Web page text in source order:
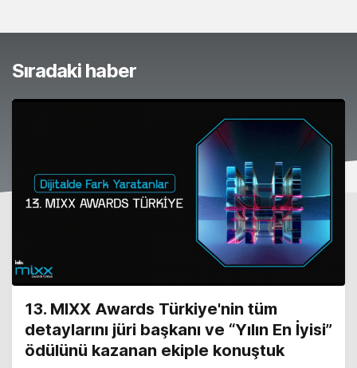
Sıradaki haber
13. MIXX Awards Türkiye'nin tüm
detaylarını jüri başkanı ve “Yılın En İyisi”
ödülünü kazanan ekiple konuştuk